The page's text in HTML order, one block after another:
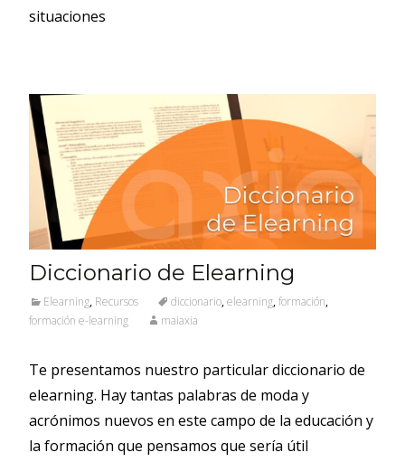
situaciones
Diccionario de Elearning
Elearning, Recursos diccionario,elearning,formación,
formación e-learning
maiaxia
Te presentamos nuestro particular diccionario de
elearning. Hay tantas palabras de moda y
acrónimos nuevos en este campo de la educación y
la formación que pensamos que sería útil